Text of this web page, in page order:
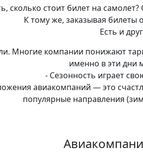
сколько стоит билет на
К тому же, заказывая
Есть и
Многие компании понижают
именно в эти дни
- Сезонность играет
авиакомпаний — это
популярные направления